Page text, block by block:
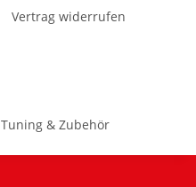
Vertrag widerrufen
Tuning & Zubehör